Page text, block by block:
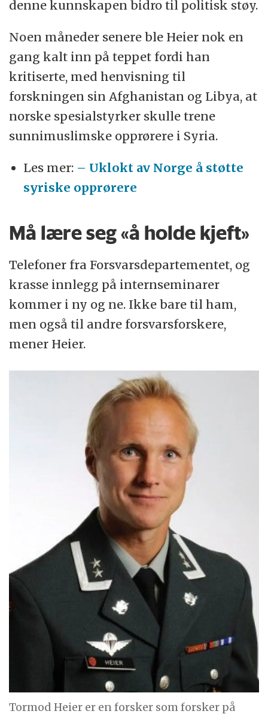
grove overtramp, 20.12.17
De forsker på sin egen hobby og bedrift
8.1.2018
Kommentar:
Tilliten til forskerne svekkes
denne kunnskapen bidro til politisk støy.
Noen måneder senere ble Heier nok en
gang kalt inn på teppet fordi han
kritiserte, med henvisning til
forskningen sin Afghanistan og Libya, at
norske spesialstyrker skulle trene
sunnimuslimske opprørere i Syria.
Les mer: – Uklokt av Norge å støtte
syriske opprørere
Må lære seg «å holde kjeft»
Telefoner fra Forsvarsdepartementet, og
krasse innlegg på internseminarer
kommer i ny og ne. Ikke bare til ham,
men også til andre forsvarsforskere,
mener Heier.
Tormod Heier er en forsker som forsker på